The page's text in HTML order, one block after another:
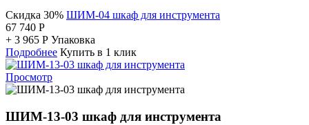
Скидка 30% ШИМ-04 шкаф для инструмента
67 740 Р
+ 3 965 Р Упаковка
Подробнее Купить в 1 клик
Просмотр
ШИМ-13-03 шкаф для инструмента